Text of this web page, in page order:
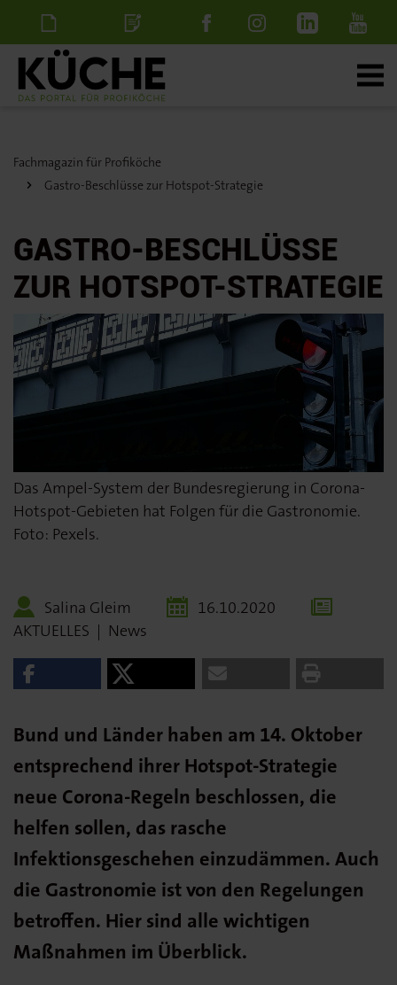
NewsletterStellenanzeige
Fachmagazin für Profiköche
Gastro-Beschlüsse zur Hotspot-Strategie
GASTRO-BESCHLÜSSE
ZUR HOTSPOT-STRATEGIE
Das Ampel-System der Bundesregierung in Corona-
Hotspot-Gebieten hat Folgen für die Gastronomie.
Foto: Pexels.
Salina Gleim
16.10.2020
AKTUELLES | News
Bund und Länder haben am 14. Oktober
entsprechend ihrer Hotspot-Strategie
neue Corona-Regeln beschlossen, die
helfen sollen, das rasche
Infektionsgeschehen einzudämmen. Auch
die Gastronomie ist von den Regelungen
betroffen. Hier sind alle wichtigen
Maßnahmen im Überblick.